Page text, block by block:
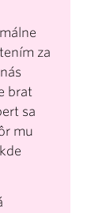
za
brat
sa
mu